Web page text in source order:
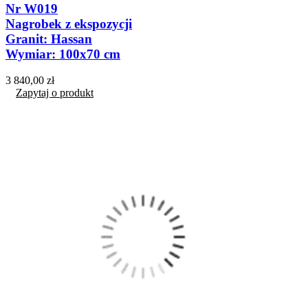
Nr W019
Nagrobek z ekspozycji
Granit: Hassan
Wymiar: 100x70 cm
3 840,00 zł
Zapytaj o produkt